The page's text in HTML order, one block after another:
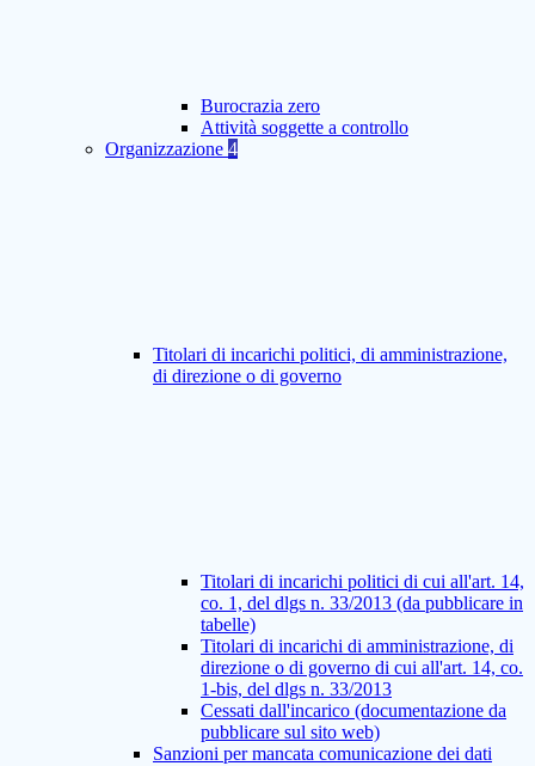
Burocrazia zero
Attività soggette a controllo
Organizzazione 4
Titolari di incarichi politici, di amministrazione,
di direzione o di governo
Titolari di incarichi politici di cui all'art. 14,
co. 1, del dlgs n. 33/2013 (da pubblicare in
tabelle)
Titolari di incarichi di amministrazione, di
direzione o di governo di cui all'art. 14, co.
1-bis, del dlgs n. 33/2013
Cessati dall'incarico (documentazione da
pubblicare sul sito web)
Sanzioni per mancata comunicazione dei dati